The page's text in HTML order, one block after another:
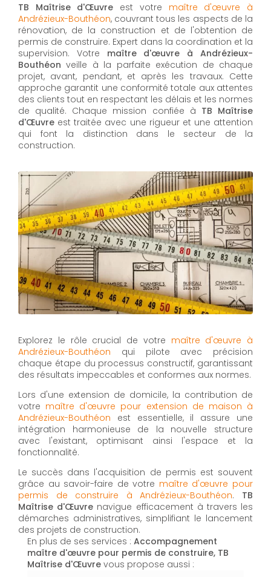
TB Maîtrise d'Œuvre est votre maître d'œuvre à
Andrézieux-Bouthéon, couvrant tous les aspects de la
rénovation, de la construction et de l'obtention de
permis de construire. Expert dans la coordination et la
supervision. Votre maître d'œuvre à Andrézieux-
Bouthéon veille à la parfaite exécution de chaque
projet, avant, pendant, et après les travaux. Cette
approche garantit une conformité totale aux attentes
des clients tout en respectant les délais et les normes
de qualité. Chaque mission confiée à TB Maîtrise
d'Œuvre est traitée avec une rigueur et une attention
qui font la distinction dans le secteur de la
construction.
Explorez le rôle crucial de votre maître d'œuvre à
Andrézieux-Bouthéon qui pilote avec précision
chaque étape du processus constructif, garantissant
des résultats impeccables et conformes aux normes.
Lors d'une extension de domicile, la contribution de
votre maître d'œuvre pour extension de maison à
Andrézieux-Bouthéon est essentielle, il assure une
intégration harmonieuse de la nouvelle structure
avec l'existant, optimisant ainsi l'espace et la
fonctionnalité.
Le succès dans l'acquisition de permis est souvent
grâce au savoir-faire de votre maître d'œuvre pour
permis de construire à Andrézieux-Bouthéon. TB
Maîtrise d'Œuvre navigue efficacement à travers les
démarches administratives, simplifiant le lancement
des projets de construction.
En plus de ses services : Accompagnement
maître d'œuvre pour permis de construire, TB
Maîtrise d'Œuvre vous propose aussi :